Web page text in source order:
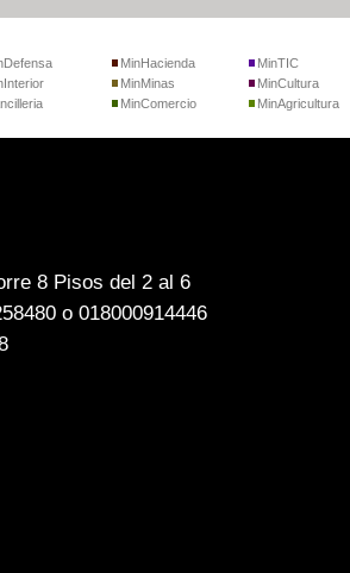
MinHacienda
MinMinas
MinComercio
MinTIC
MinCultura
MinAgricultura
8 Pisos del 2 al 6
o 018000914446